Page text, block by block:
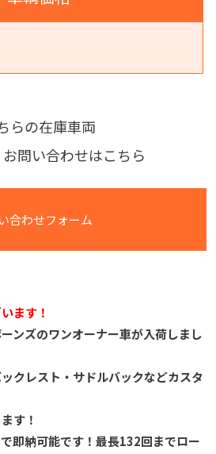
らの在庫車両
問い合わせはこちら
合わせフォーム
ます！
ンズのワンオーナー車が入荷しまし
クレスト・サドルバックなどカスタ
す！
即納可能です！最長132回までロー